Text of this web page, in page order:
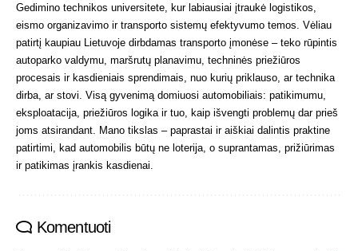
Gedimino technikos universitete, kur labiausiai įtraukė logistikos,
eismo organizavimo ir transporto sistemų efektyvumo temos. Vėliau
patirtį kaupiau Lietuvoje dirbdamas transporto įmonėse – teko rūpintis
autoparko valdymu, maršrutų planavimu, techninės priežiūros
procesais ir kasdieniais sprendimais, nuo kurių priklauso, ar technika
dirba, ar stovi. Visą gyvenimą domiuosi automobiliais: patikimumu,
eksploatacija, priežiūros logika ir tuo, kaip išvengti problemų dar prieš
joms atsirandant. Mano tikslas – paprastai ir aiškiai dalintis praktine
patirtimi, kad automobilis būtų ne loterija, o suprantamas, prižiūrimas
ir patikimas įrankis kasdienai.
Komentuoti